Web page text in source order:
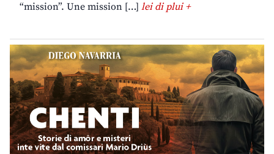
“mission”. Une mission […] lei di plui +